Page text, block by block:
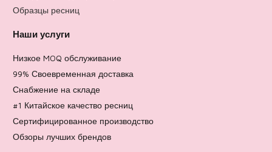
Образцы ресниц
Наши услуги
Низкое MOQ обслуживание
99% Своевременная доставка
Снабжение на складе
#1 Китайское качество ресниц
Сертифицированное производство
Обзоры лучших брендов